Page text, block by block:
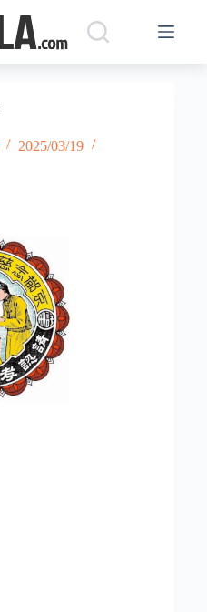
2025/03/19